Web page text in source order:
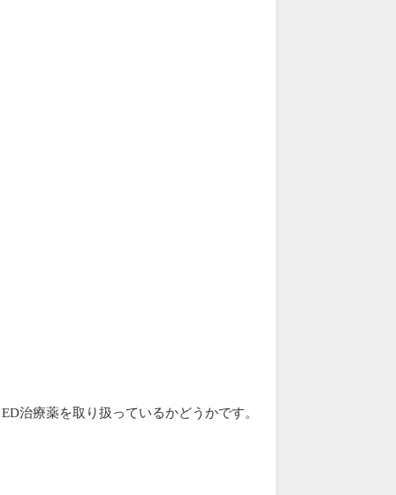
治療薬を取り扱っているかどうかです。